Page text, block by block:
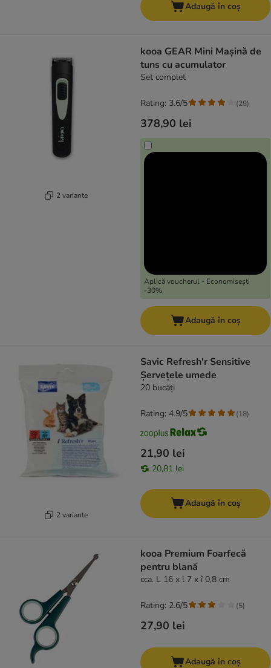
Adaugă în coș
2 variante
kooa GEAR Mini Mașină de
tuns cu acumulator
Set complet
378,90 lei
Aplică voucherul - Economisești
-30%
Rating: 3.6/5 (28)
Adaugă în coș
2 variante
Savic Refresh'r Sensitive
Șervețele umede
20 bucăți
21,90 lei
20,81 lei
Rating: 4.9/5 (18)
Adaugă în coș
kooa Premium Foarfecă
pentru blană
cca. L 16 x l 7 x î 0,8 cm
27,90 lei
Rating: 2.6/5 (5)
Adaugă în coș